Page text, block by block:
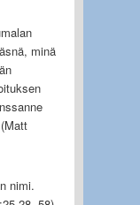
minä
nimi.